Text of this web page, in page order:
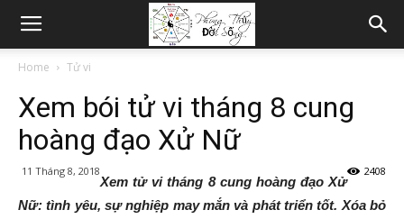
Home Tử vi
Xem bói tử vi tháng 8 cung
hoàng đạo Xử Nữ
11 Tháng 8, 2018 2408
Xem tử vi tháng 8 cung hoàng đạo Xử
Nữ: tình yêu, sự nghiệp may mắn và phát triển tốt. Xóa bỏ